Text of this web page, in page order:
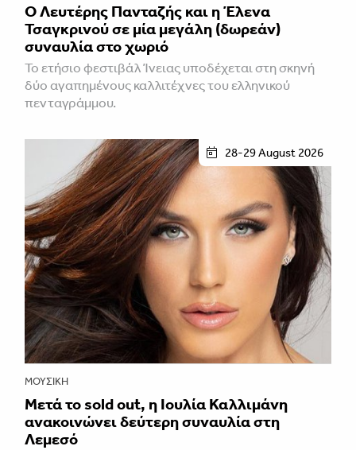
Ο Λευτέρης Πανταζής και η Έλενα
Τσαγκρινού σε μία μεγάλη (δωρεάν)
συναυλία στο χωριό
Το ετήσιο φεστιβάλ Ίνειας υποδέχεται στη σκηνή
δύο αγαπημένους καλλιτέχνες του ελληνικού
πενταγράμμου.
28-29 August 2026
ΜΟΥΣΙΚΉ
Μετά το sold out, η Ιουλία Καλλιμάνη
ανακοινώνει δεύτερη συναυλία στη
Λεμεσό